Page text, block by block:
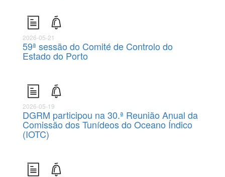
2026-05-21
59ª sessão do Comité de Controlo do
Estado do Porto
2026-05-19
DGRM participou na 30.ª Reunião Anual da
Comissão dos Tunídeos do Oceano Índico
(IOTC)